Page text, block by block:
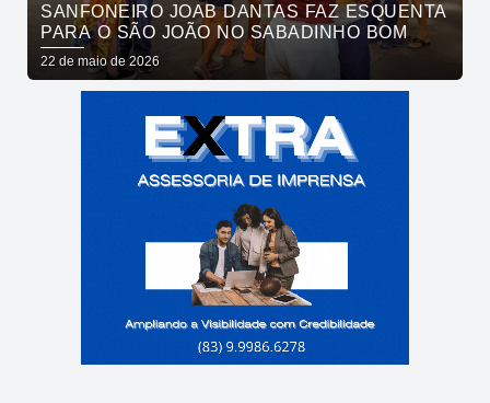
SANFONEIRO JOAB DANTAS FAZ ESQUENTA
PARA O SÃO JOÃO NO SABADINHO BOM
22 de maio de 2026